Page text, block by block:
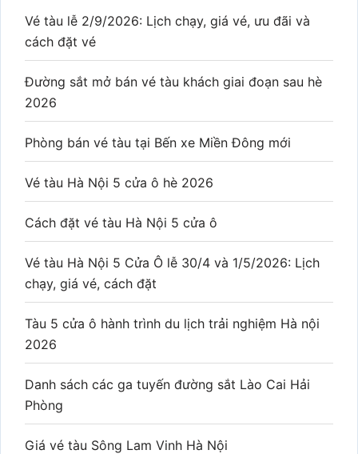
Vé tàu lễ 2/9/2026: Lịch chạy, giá vé, ưu đãi và
cách đặt vé
Đường sắt mở bán vé tàu khách giai đoạn sau hè
2026
Phòng bán vé tàu tại Bến xe Miền Đông mới
Vé tàu Hà Nội 5 cửa ô hè 2026
Cách đặt vé tàu Hà Nội 5 cửa ô
Vé tàu Hà Nội 5 Cửa Ô lễ 30/4 và 1/5/2026: Lịch
chạy, giá vé, cách đặt
Tàu 5 cửa ô hành trình du lịch trải nghiệm Hà nội
2026
Danh sách các ga tuyến đường sắt Lào Cai Hải
Phòng
Giá vé tàu Sông Lam Vinh Hà Nội